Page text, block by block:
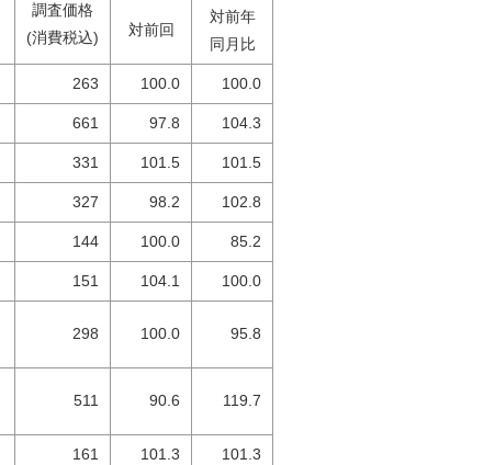
調査価格
(消費税込)
対前回
対前年
同月比
263 100.0 100.0
661 97.8 104.3
331 101.5 101.5
327 98.2 102.8
144 100.0 85.2
151 104.1 100.0
298 100.0 95.8
511 90.6 119.7
161 101.3 101.3